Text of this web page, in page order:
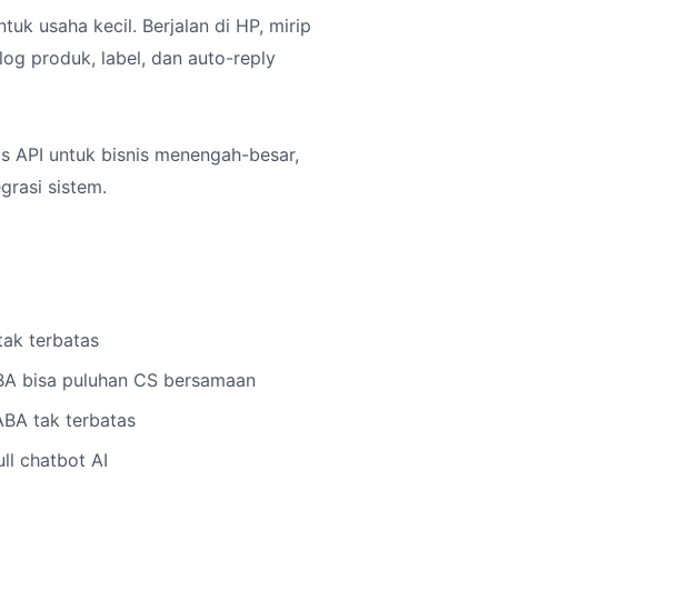
usaha kecil. Berjalan di HP, mirip
produk, label, dan auto-reply
API untuk bisnis menengah-besar,
sistem.
terbatas
bisa puluhan CS bersamaan
tak terbatas
chatbot AI